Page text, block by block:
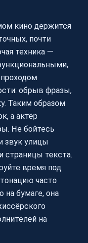
кино держится
почти
техника —
обрыв фразы,
Таким образом
а актёр
Не бойтесь
звук улицы
страницы текста.
время под
часто
на бумаге, она
на